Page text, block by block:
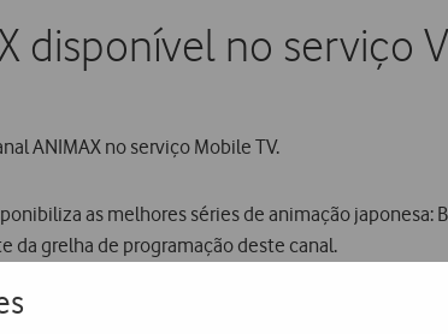
disponível no serviço
ANIMAX no serviço Mobile TV.
as melhores séries de animação japonesa:
da grelha de programação deste canal.
Clientes até ao próximo dia 15 de Julho de 2008,